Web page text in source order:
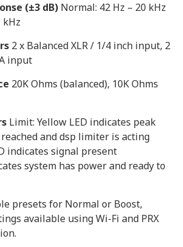
(±3 dB) Normal: 42 Hz – 20 kHz
kHz
2 x Balanced XLR / 1/4 inch input, 2
input
20K Ohms (balanced), 10K Ohms
Limit: Yellow LED indicates peak
and dsp limiter is acting
indicates signal present
system has power and ready to
presets for Normal or Boost,
available using Wi-Fi and PRX